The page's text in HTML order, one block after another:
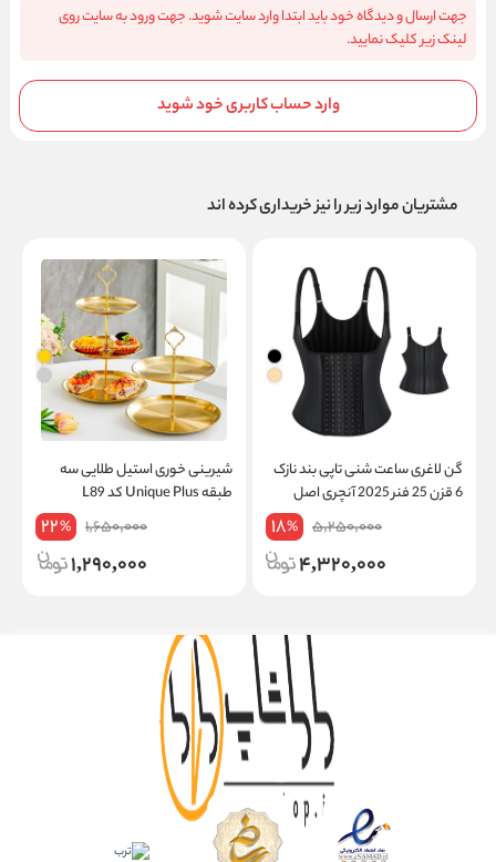
جهت ارسال و دیدگاه خود باید ابتدا وارد سایت شوید. جهت ورود به سایت روی
لینک زیر کلیک نمایید.
وارد حساب کاربری خود شوید
مشتریان موارد زیر را نیز خریداری کرده اند
گن لاغری ساعت شنی تاپی بند نازک
6 قزن 25 فنر 2025 آنچری اصل
5,250,000
18%
4,320,000
شیرینی خوری استیل طلایی سه
طبقه Unique Plus کد L89
1,650,000
22%
1,290,000